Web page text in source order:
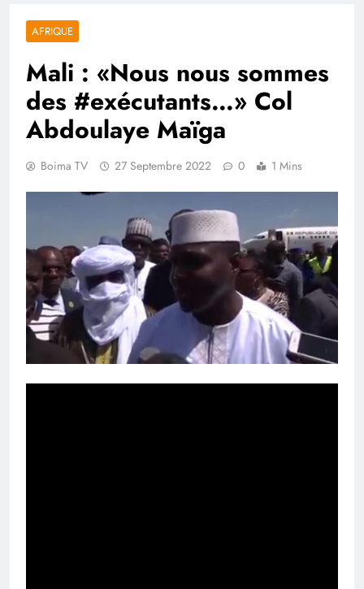
AFRIQUE
Mali : «Nous nous sommes
des #exécutants…» Col
Abdoulaye Maïga
Boima TV 27 Septembre 2022 0 1 Mins